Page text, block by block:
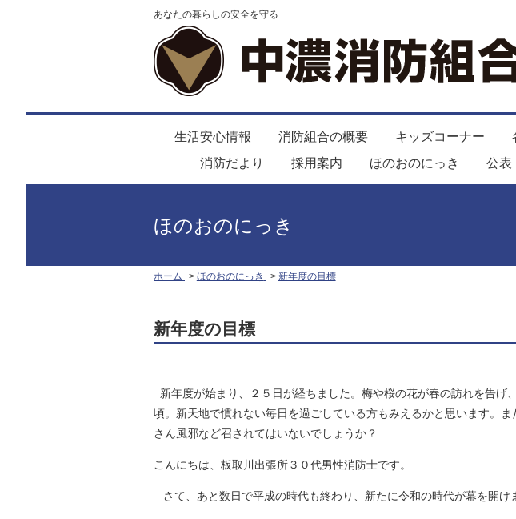
あなたの暮らしの安全を守る
生活安心情報 消防組合の概要 キッズコーナー
消防だより
採用案内 ほのおのにっき 公表
ほのおのにっき
ホーム ほのおのにっき 新年度の目標
新年度の目標
新年度が始まり、２５日が経ちました。梅や桜の花が春の訪れを告げ
頃。新天地で慣れない毎日を過ごしている方もみえるかと思います。
さん風邪など召されてはいないでしょうか？
こんにちは、板取川出張所３０代男性消防士です。
さて、あと数日で平成の時代も終わり、新たに令和の時代が幕を開け